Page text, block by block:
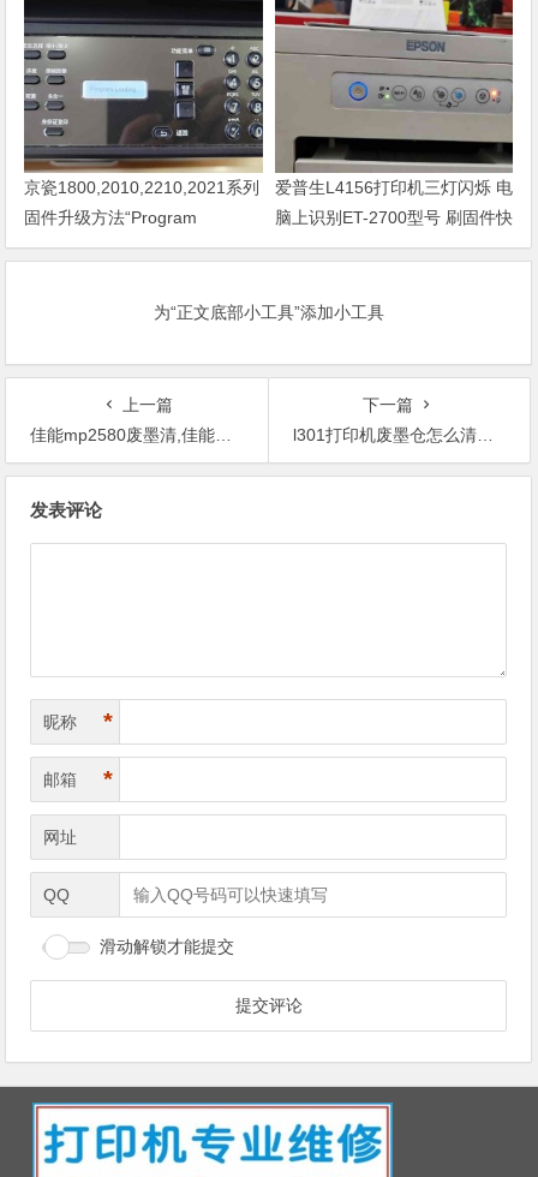
京瓷1800,2010,2210,2021系列
固件升级方法“Program
Loading或者卡LOGO
爱普生L4156打印机三灯闪烁 电
脑上识别ET-2700型号 刷固件快
速解决问题
为“正文底部小工具”添加小工具
上一篇
佳能mp2580废墨清,佳能打印机废墨满了怎么清零
下一篇
l301打印机废墨仓怎么清理,佳能1200废墨清零软件
发表评论
昵称 *
邮箱 *
网址
QQ
滑动解锁才能提交